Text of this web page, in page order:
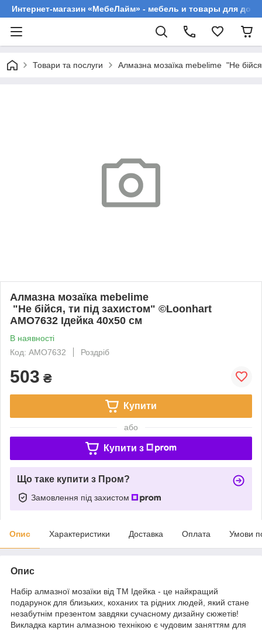
Интернет-магазин «МебеЛайм» - мебель и товары для
Товари та послуги Алмазна мозаїка mebelime "Не
Алмазна мозаїка mebelime
"Не бійся, ти під захистом" ©Loonhart
AMO7632 Ідейка 40х50 см
В наявності
Код: AMO7632
Роздріб
503 ₴
Купити
або
Купити з
Що таке купити з Пром?
Замовлення під захистом
Опис Характеристики Доставка Оплата Умови
Опис
Набір алмазної мозаїки від ТМ Ідейка - це найкращий
подарунок для близьких, коханих та рідних людей, який стане
незабутнім презентом завдяки сучасному дизайну сюжетів!
Викладка картин алмазною технікою є чудовим заняттям для